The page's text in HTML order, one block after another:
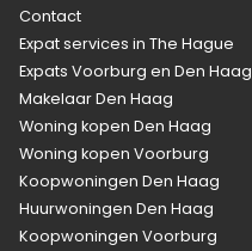
Contact
Expat services in The Hague
Expats Voorburg en Den Haag
Makelaar Den Haag
Woning kopen Den Haag
Woning kopen Voorburg
Koopwoningen Den Haag
Huurwoningen Den Haag
Koopwoningen Voorburg